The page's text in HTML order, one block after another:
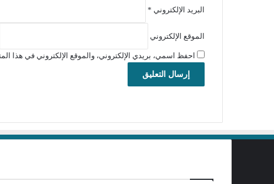
البريد الإلكتروني *
الموقع الإلكتروني
احفظ اسمي، بريدي الإلكتروني، والموقع الإلكتروني في هذا